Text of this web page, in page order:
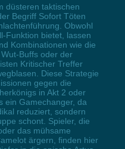
düsteren taktischen
Begriff Sofort Töten
Obwohl
Funktion bietet, lassen
Kombinationen wie die
Buffs oder der
Kritischer Treffer
Diese Strategie
gegen die
in Akt 2 oder
ein Gamechanger, da
reduziert, sondern
schont. Spieler, die
das mühsame
ärgern, finden hier